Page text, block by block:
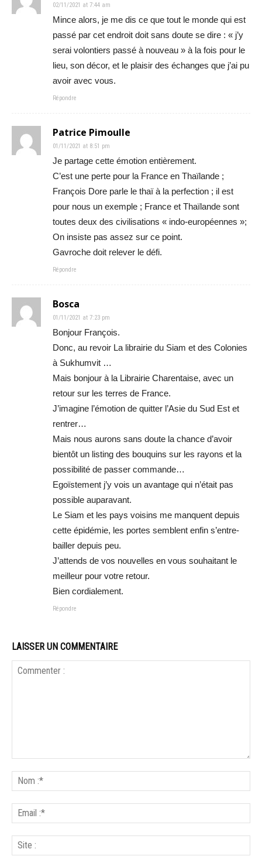
02/11/2021 at 7:44 am
Mince alors, je me dis ce que tout le monde qui est
passé par cet endroit doit sans doute se dire : « j’y
serai volontiers passé à nouveau » à la fois pour le
lieu, son décor, et le plaisir des échanges que j’ai pu
avoir avec vous.
Répondre
Patrice Pimoulle
01/11/2021 at 8:51 pm
Je partage cette émotion entièrement.
C’est une perte pour la France en Thaïlande ;
François Dore parle le thaï à la perfection ; il est
pour nous un exemple ; France et Thaïlande sont
toutes deux des civilisations « indo-européennes »;
On insiste pas assez sur ce point.
Gavroche doit relever le défi.
Répondre
Bosca
01/11/2021 at 7:23 pm
Bonjour François.
Donc, au revoir La librairie du Siam et des Colonies
à Sukhumvit …
Mais bonjour à la Librairie Charentaise, avec un
retour sur les terres de France.
J’imagine l’émotion de quitter l’Asie du Sud Est et
rentrer…
Mais nous aurons sans doute la chance d’avoir
bientôt un listing des bouquins sur les rayons et la
possibilité de passer commande…
Egoïstement j’y vois un avantage qui n’était pas
possible auparavant.
Le Siam et les pays voisins me manquent depuis
cette épidémie, les portes semblent enfin s’entre-
bailler depuis peu.
J’attends de vos nouvelles en vous souhaitant le
meilleur pour votre retour.
Bien cordialement.
Répondre
LAISSER UN COMMENTAIRE